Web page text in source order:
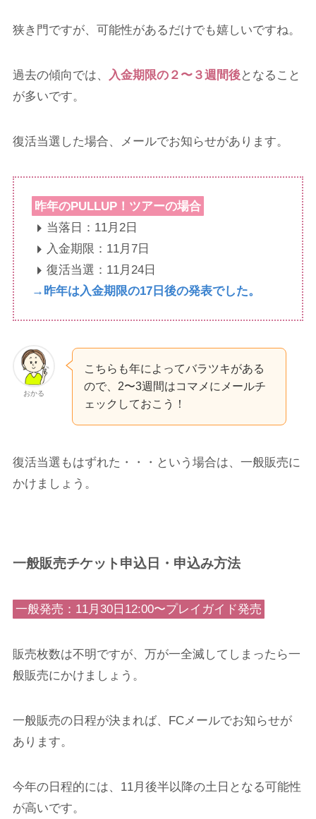
狭き門ですが、可能性があるだけでも嬉しいですね。
過去の傾向では、 入金期限の２〜３週間後となること
が多いです。
復活当選した場合、メールでお知らせがあります。
昨年のPULLUP！ツアーの場合
当落日：11月2日
入金期限：11月7日
復活当選：11月24日
→昨年は入金期限の17日後の発表でした。
おかる
こちらも年によってバラツキがある
ので、2〜3週間はコマメにメールチ
ェックしておこう！
復活当選もはずれた・・・という場合は、一般販売に
かけましょう。
一般販売チケット申込日・申込み方法
一般発売：11月30日12:00〜プレイガイド発売
販売枚数は不明ですが、万が一全滅してしまったら一
般販売にかけましょう。
一般販売の日程が決まれば、FCメールでお知らせが
あります。
今年の日程的には、11月後半以降の土日となる可能性
が高いです。